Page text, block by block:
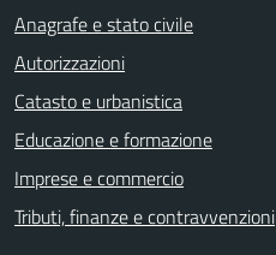
Anagrafe e stato civile
Autorizzazioni
Catasto e urbanistica
Educazione e formazione
Imprese e commercio
Tributi, finanze e contravvenzioni